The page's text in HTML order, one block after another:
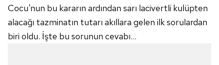
Cocu'nun bu kararın ardından sarı lacivertli kulüpten
alacağı tazminatın tutarı akıllara gelen ilk sorulardan
biri oldu. İşte bu sorunun cevabı...